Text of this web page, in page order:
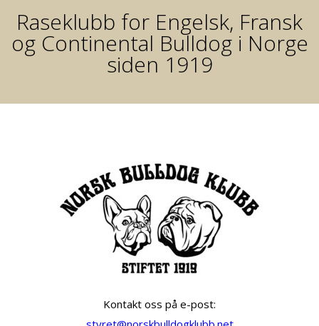
Raseklubb for Engelsk, Fransk
og Continental Bulldog i Norge
siden 1919
Kontakt oss på e-post: